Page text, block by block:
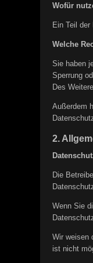
Wofür
Ein Teil der
Welche
Sie haben
Sperrung
Des
Außerdem
2.
Die
Wenn Sie
Wir weisen
ist nicht